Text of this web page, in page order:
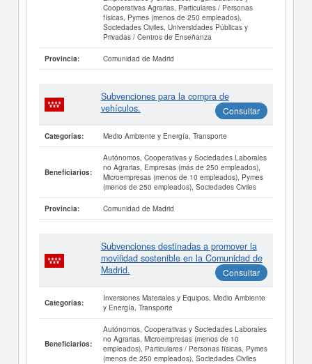
Cooperativas Agrarias, Particulares / Personas
físicas, Pymes (menos de 250 empleados),
Sociedades Civiles, Universidades Públicas y
Privadas / Centros de Enseñanza
Provincia: Comunidad de Madrid
Subvenciones para la compra de
vehículos.
Consultar
Categorías: Medio Ambiente y Energía, Transporte
Beneficiarios:
Autónomos, Cooperativas y Sociedades Laborales
no Agrarias, Empresas (más de 250 empleados),
Microempresas (menos de 10 empleados), Pymes
(menos de 250 empleados), Sociedades Civiles
Provincia: Comunidad de Madrid
Subvenciones destinadas a promover la
movilidad sostenible en la Comunidad de
Madrid.
Consultar
Categorías:
Inversiones Materiales y Equipos, Medio Ambiente
y Energía, Transporte
Beneficiarios:
Autónomos, Cooperativas y Sociedades Laborales
no Agrarias, Microempresas (menos de 10
empleados), Particulares / Personas físicas, Pymes
(menos de 250 empleados), Sociedades Civiles